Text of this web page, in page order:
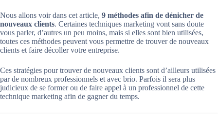
Nous allons voir dans cet article, 9 méthodes afin de dénicher de
nouveaux clients. Certaines techniques marketing vont sans doute
vous parler, d’autres un peu moins, mais si elles sont bien utilisées,
toutes ces méthodes peuvent vous permettre de trouver de nouveaux
clients et faire décoller votre entreprise.
Ces stratégies pour trouver de nouveaux clients sont d’ailleurs utilisées
par de nombreux professionnels et avec brio. Parfois il sera plus
judicieux de se former ou de faire appel à un professionnel de cette
technique marketing afin de gagner du temps.